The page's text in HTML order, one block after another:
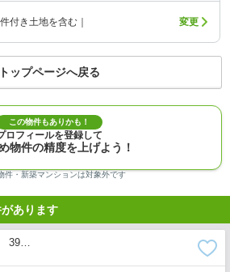
付き土地を含む｜ 変更
トップページへ戻る
この物件もありかも！
ロフィールを登録して
物件の精度を上げよう！
件・新築マンションは対象外です
あります
39…